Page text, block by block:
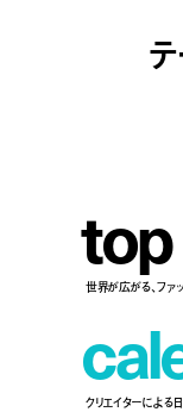
top
世界が広がる、ファ
cal
クリエイターによる